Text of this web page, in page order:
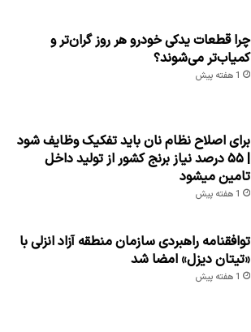
چرا قطعات یدکی خودرو هر روز گران‌تر و
کمیاب‌تر می‌شوند؟
1 هفته پیش
برای اصلاح نظام نان باید تفکیک وظایف شود
| ۵۵ درصد نیاز برنج کشور از تولید داخل
تامین میشود
1 هفته پیش
توافقنامه راهبردی سازمان منطقه آزاد انزلی با
«تیتان دیزل» امضا شد
1 هفته پیش